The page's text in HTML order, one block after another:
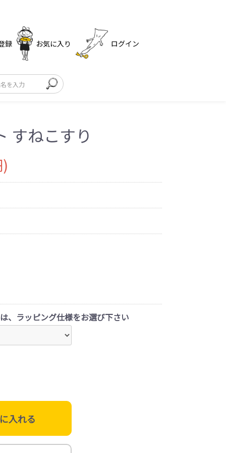
録 お気に入り ログイン
すねこすり
、ラッピング仕様をお選び下さい
入れる